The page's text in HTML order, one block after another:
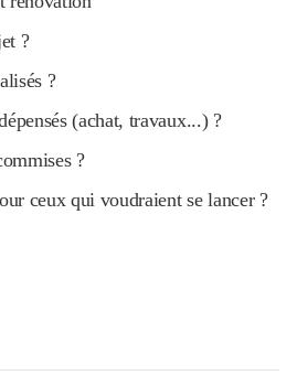
?
?
(achat, travaux...) ?
?
ceux qui voudraient se lancer ?